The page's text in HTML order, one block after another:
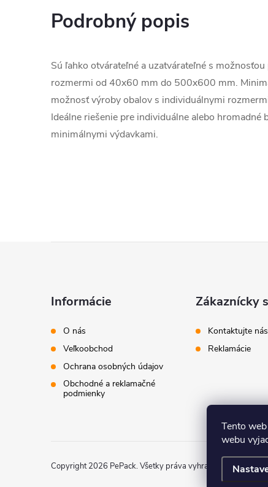
Tento
webu
Podrobný popis
Sú ľahko otvárateľné a uzatvárateľné s
rozmermi od 40x60 mm do 500x600 mm.
možnosť výroby obalov s individuálnymi
Ideálne riešenie pre individuálne alebo hromadné
minimálnymi výdavkami.
Informácie
O nás
Veľkoobchod
Ochrana osobných údajov
Obchodné a reklamačné
podmienky
Zákaznícky
Kontaktujte nás
Reklamácie
Copyright 2026 PePack. Všetky práva vyhradené.